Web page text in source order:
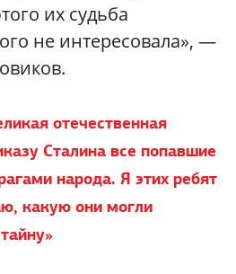
их судьба
не интересовала», —
отечественная
Сталина все попавшие
народа. Я этих ребят
какую они могли